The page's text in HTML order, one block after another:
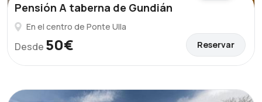
Pensión A taberna de Gundián
En el centro de Ponte Ulla
Desde 50€ Reservar